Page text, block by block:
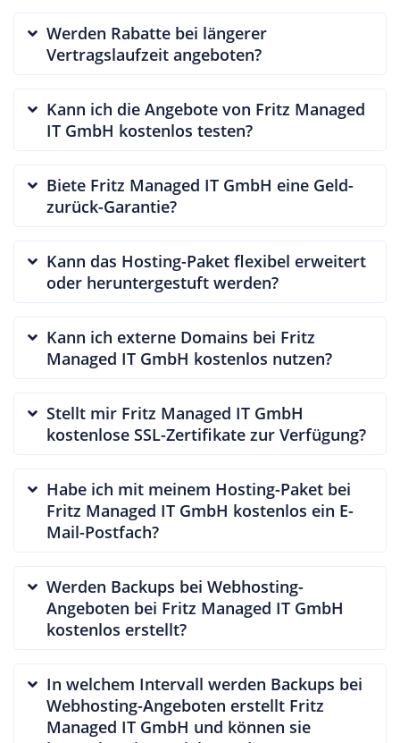
Werden Rabatte bei längerer
Vertragslaufzeit angeboten?
Kann ich die Angebote von Fritz Managed
IT GmbH kostenlos testen?
Biete Fritz Managed IT GmbH eine Geld-
zurück-Garantie?
Kann das Hosting-Paket flexibel erweitert
oder heruntergestuft werden?
Kann ich externe Domains bei Fritz
Managed IT GmbH kostenlos nutzen?
Stellt mir Fritz Managed IT GmbH
kostenlose SSL-Zertifikate zur Verfügung?
Habe ich mit meinem Hosting-Paket bei
Fritz Managed IT GmbH kostenlos ein E-
Mail-Postfach?
Werden Backups bei Webhosting-
Angeboten bei Fritz Managed IT GmbH
kostenlos erstellt?
In welchem Intervall werden Backups bei
Webhosting-Angeboten erstellt Fritz
Managed IT GmbH und können sie